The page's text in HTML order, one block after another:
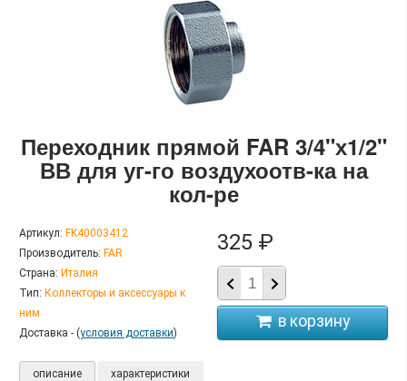
Переходник прямой FAR 3/4"х1/2"
ВВ для уг-го воздухоотв-ка на
кол-ре
Артикул: FK40003412
Производитель: FAR
Страна: Италия
Тип: Коллекторы и аксессуары к
ним
Доставка - (условия доставки)
325 ₽
в корзину
описание характеристики